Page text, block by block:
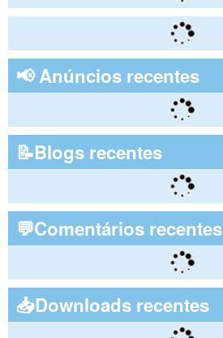
📢 Anúncios recentes
📝Blogs recentes
💬Comentários recentes
📥Downloads recentes